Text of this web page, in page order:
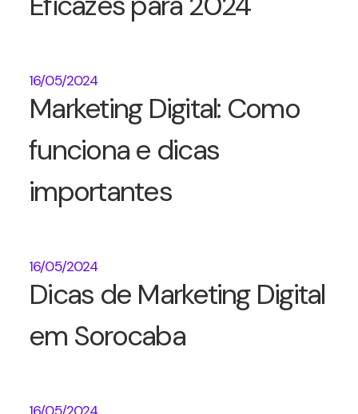
16/05/2024
Marketing Digital: Como
funciona e dicas
importantes
16/05/2024
Dicas de Marketing Digital
em Sorocaba